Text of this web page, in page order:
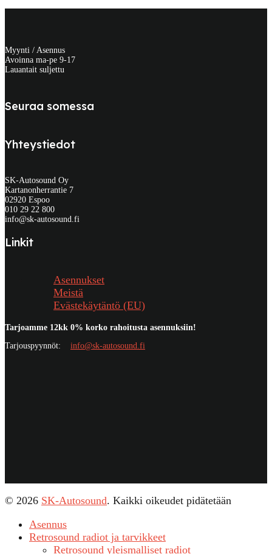
Myynti / Asennus
Avoinna ma-pe 9-17
Lauantait suljettu
Seuraa somessa
Yhteystiedot
SK-Autosound Oy
Kartanonherrantie 7
02920 Espoo
010 29 22 800
info@sk-autosound.fi
Linkit
Asennukset
Meistä
Evästekäytäntö (EU)
Tarjoamme 12kk 0% korko rahoitusta asennuksiin!
Tarjouspyynnöt: info@sk-autosound.fi
© 2026 SK-Autosound. Kaikki oikeudet pidätetään
Asennus
Retrosound radiot ja tarvikkeet
Retrosound yleismalliset radiot